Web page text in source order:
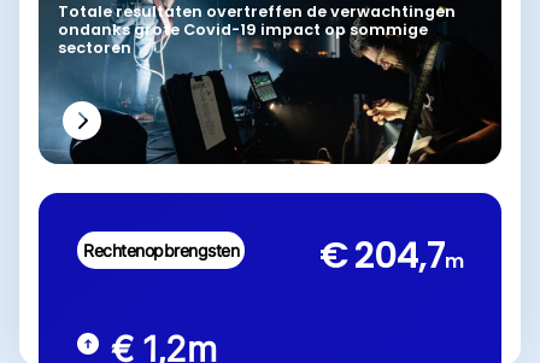
Totale resultaten overtreffen de verwachtingen
ondanks grote Covid-19 impact op sommige
sectoren
Rechtenopbrengsten € 204,7m
€ 1,2m